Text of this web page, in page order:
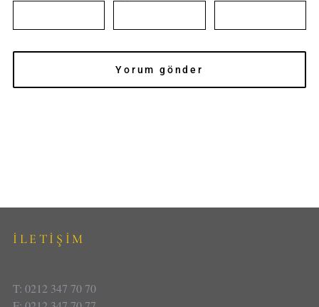
İLETİŞİM
T: 0212 347 70 70